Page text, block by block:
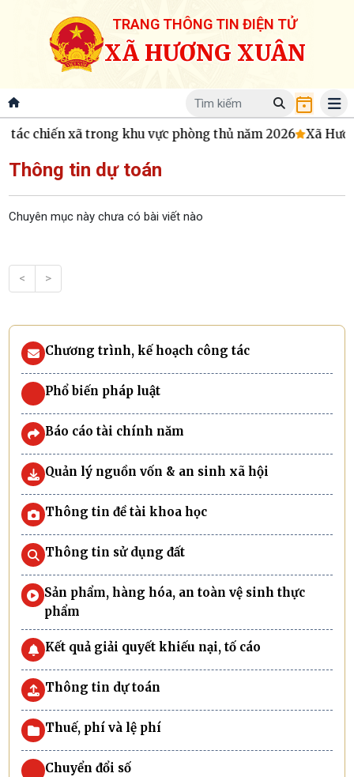
TRANG THÔNG TIN ĐIỆN TỬ
XÃ HƯƠNG XUÂN
chiến xã trong khu vực phòng thủ năm 2026 Xã
Thông tin dự toán
Chuyên mục này chưa có bài viết nào
< >
Chương trình, kế hoạch công tác
Phổ biến pháp luật
Báo cáo tài chính năm
Quản lý nguồn vốn & an sinh xã hội
Thông tin đề tài khoa học
Thông tin sử dụng đất
Sản phẩm, hàng hóa, an toàn vệ sinh thực
phẩm
Kết quả giải quyết khiếu nại, tố cáo
Thông tin dự toán
Thuế, phí và lệ phí
Chuyển đổi số